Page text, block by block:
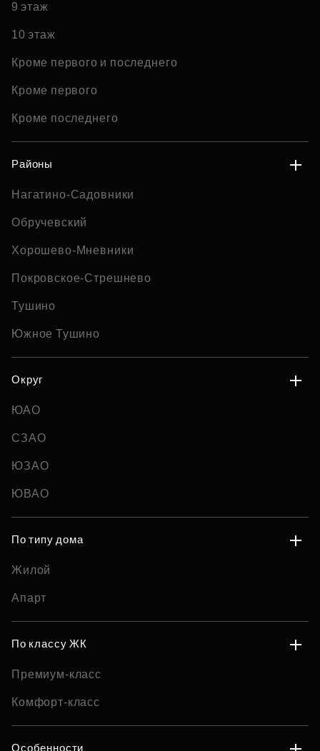
9 этаж
10 этаж
Кроме первого и последнего
Кроме первого
Кроме последнего
Районы
Нагатино-Садовники
Обручевский
Хорошево-Мневники
Покровское-Стрешнево
Тушино
Южное Тушино
Округ
ЮАО
СЗАО
ЮЗАО
ЮВАО
По типу дома
Жилой
Апарт
По классу ЖК
Премиум-класс
Комфорт-класс
Особенности